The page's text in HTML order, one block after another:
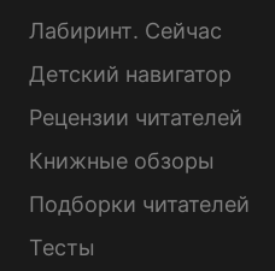
Лабиринт. Сейчас
Детский навигатор
Рецензии читателей
Книжные обзоры
Подборки читателей
Тесты